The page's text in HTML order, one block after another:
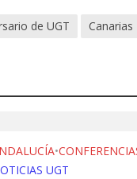
de UGT Canarias
•
UGT